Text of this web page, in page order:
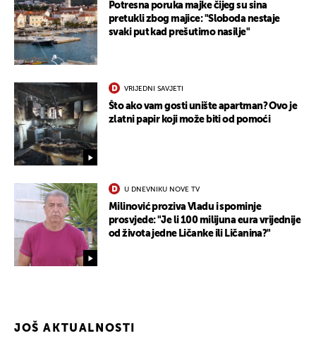
Potresna poruka majke čijeg su sina
pretukli zbog majice: "Sloboda nestaje
svaki put kad prešutimo nasilje"
VRIJEDNI SAVJETI
Što ako vam gosti unište apartman? Ovo je
zlatni papir koji može biti od pomoći
U DNEVNIKU NOVE TV
Milinović proziva Vladu i spominje
prosvjede: "Je li 100 milijuna eura vrijednije
od života jedne Ličanke ili Ličanina?"
JOŠ AKTUALNOSTI